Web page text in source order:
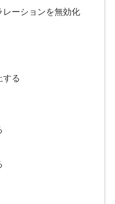
ーションを無効化
する